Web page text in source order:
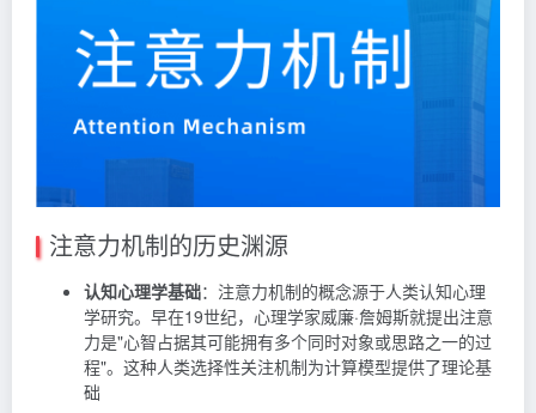
注意力机制的历史渊源
认知心理学基础：注意力机制的概念源于人类认知心理
学研究。早在19世纪，心理学家威廉·詹姆斯就提出注意
力是"心智占据其可能拥有多个同时对象或思路之一的过
程"。这种人类选择性关注机制为计算模型提供了理论基
础